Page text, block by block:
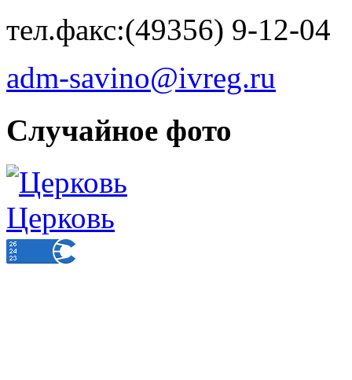
тел.факс:(49356) 9-12-04
adm-savino@ivreg.ru
Случайное фото
Церковь